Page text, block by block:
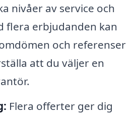
nivåer av service och
flera erbjudanden kan
och referenser
att du väljer en
Flera offerter ger dig